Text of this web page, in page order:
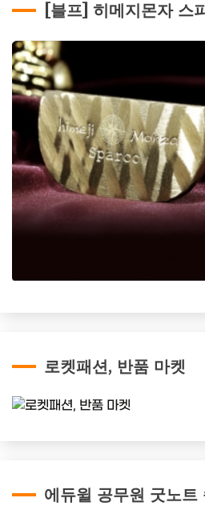
[블프] 히메지몬자 스
로켓패션, 반품 마켓
에듀윌 공무원 굿노트